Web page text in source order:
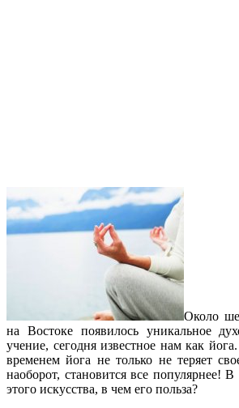
Около
на Востоке появилось уникальное
учение, сегодня известное нам как
временем йога не только не теряет
наоборот, становится все популярнее!
этого искусства, в чем его польза?